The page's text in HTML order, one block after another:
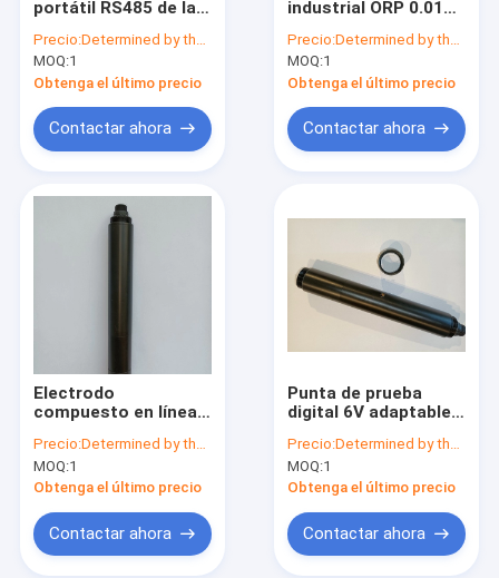
portátil RS485 de la
pH del sensor 12ph
de Digitaces pH
Precio:Determined by the number of specific orders
MOQ:1
Obtenga el último precio
Contactar ahora
industrial ORP 0.01ph
punta de prueba del
sensor del agua de
aguas residuales pH
Precio:Determined by the number of specific orders
MOQ:1
Obtenga el último precio
Contactar ahora
Electrodo
compuesto en línea
aguas residuales del
sensor de Digitaces
pH
Precio:Determined by the number of specific orders
MOQ:1
Obtenga el último precio
Contactar ahora
Punta de prueba
digital 6V adaptable
línea pH de las aguas
residuales
Precio:Determined by the number of specific orders
MOQ:1
Obtenga el último precio
Contactar ahora